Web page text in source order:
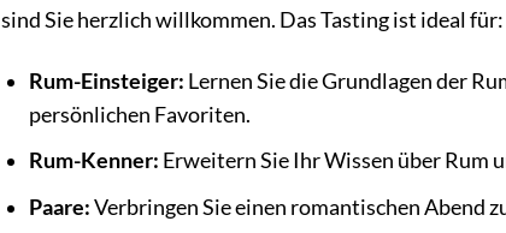
sind Sie herzlich willkommen. Das Tasting ist ideal für:
Rum-Einsteiger: Lernen Sie die Grundlagen der
persönlichen Favoriten.
Rum-Kenner: Erweitern Sie Ihr Wissen über Rum
Paare:Verbringen Sie einen romantischen Abend